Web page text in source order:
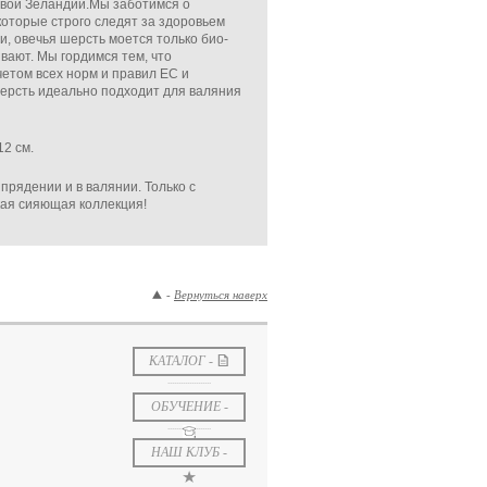
Зеландии.Мы заботимся о
строго следят за здоровьем
овечья шерсть моется только био-
Мы гордимся тем, что
всех норм и правил ЕС и
идеально подходит для валяния
см.
и в валянии. Только с
сияющая коллекция!
- - Вернуться наверх
КАТАЛОГ - K
....................
ОБУЧЕНИЕ -
....................
НАШ КЛУБ -
*